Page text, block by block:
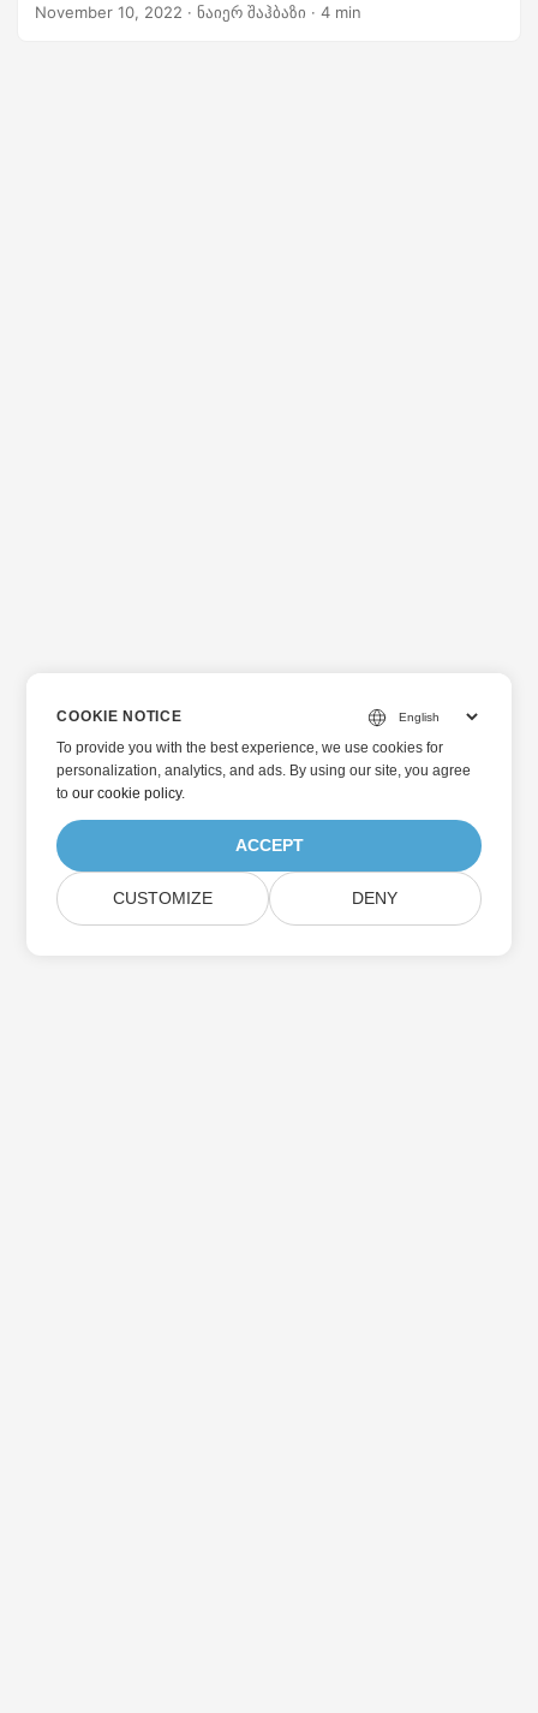
November 10, 2022 · ნაიერ შაჰბაზი · 4 min
COOKIE NOTICE
To provide you with the best experience, we use cookies for
personalization, analytics, and ads. By using our site, you agree
toour cookie policy.
ACCEPT
CUSTOMIZE DENY